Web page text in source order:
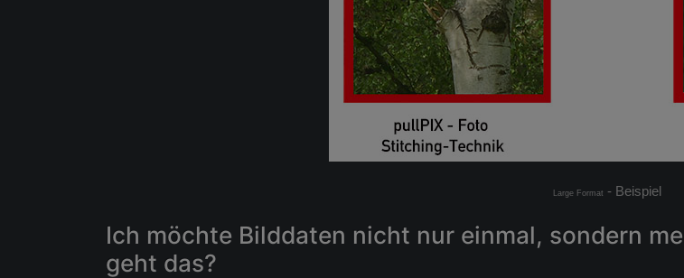
Large Format - Beispiel
Ich möchte Bilddaten nicht nur einmal, sondern
geht das?